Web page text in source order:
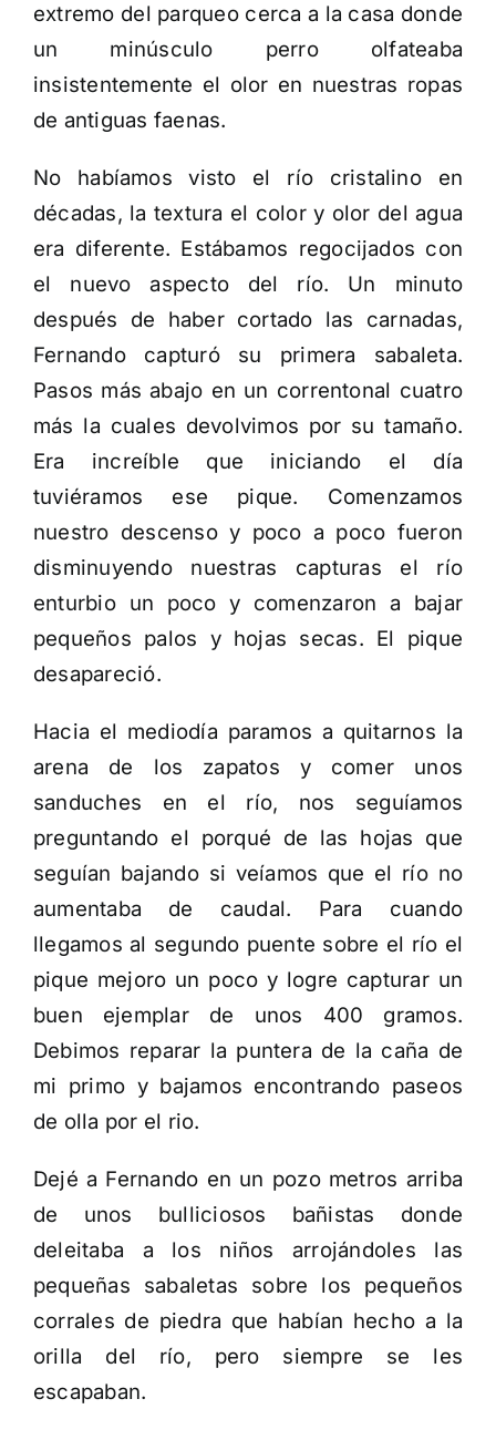
extremo del parqueo cerca a la casa donde
un minúsculo perro olfateaba
insistentemente el olor en nuestras ropas
de antiguas faenas.
No habíamos visto el río cristalino en
décadas, la textura el color y olor del agua
era diferente. Estábamos regocijados con
el nuevo aspecto del río. Un minuto
después de haber cortado las carnadas,
Fernando capturó su primera sabaleta.
Pasos más abajo en un correntonal cuatro
más la cuales devolvimos por su tamaño.
Era increíble que iniciando el día
tuviéramos ese pique. Comenzamos
nuestro descenso y poco a poco fueron
disminuyendo nuestras capturas el río
enturbio un poco y comenzaron a bajar
pequeños palos y hojas secas. El pique
desapareció.
Hacia el mediodía paramos a quitarnos la
arena de los zapatos y comer unos
sanduches en el río, nos seguíamos
preguntando el porqué de las hojas que
seguían bajando si veíamos que el río no
aumentaba de caudal. Para cuando
llegamos al segundo puente sobre el río el
pique mejoro un poco y logre capturar un
buen ejemplar de unos 400 gramos.
Debimos reparar la puntera de la caña de
mi primo y bajamos encontrando paseos
de olla por el rio.
Dejé a Fernando en un pozo metros arriba
de unos bulliciosos bañistas donde
deleitaba a los niños arrojándoles las
pequeñas sabaletas sobre los pequeños
corrales de piedra que habían hecho a la
orilla del río, pero siempre se les
escapaban.